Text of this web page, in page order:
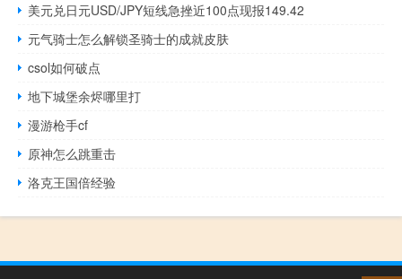
美元兑日元USD/JPY短线急挫近100点现报149.42
元气骑士怎么解锁圣骑士的成就皮肤
csol如何破点
地下城堡余烬哪里打
漫游枪手cf
原神怎么跳重击
洛克王国倍经验